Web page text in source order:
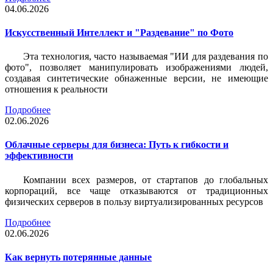
04.06.2026
Искусственный Интеллект и "Раздевание" по Фото
Эта технология, часто называемая "ИИ для раздевания по
фото", позволяет манипулировать изображениями людей,
создавая синтетические обнаженные версии, не имеющие
отношения к реальности
Подробнее
02.06.2026
Облачные серверы для бизнеса: Путь к гибкости и
эффективности
Компании всех размеров, от стартапов до глобальных
корпораций, все чаще отказываются от традиционных
физических серверов в пользу виртуализированных ресурсов
Подробнее
02.06.2026
Как вернуть потерянные данные